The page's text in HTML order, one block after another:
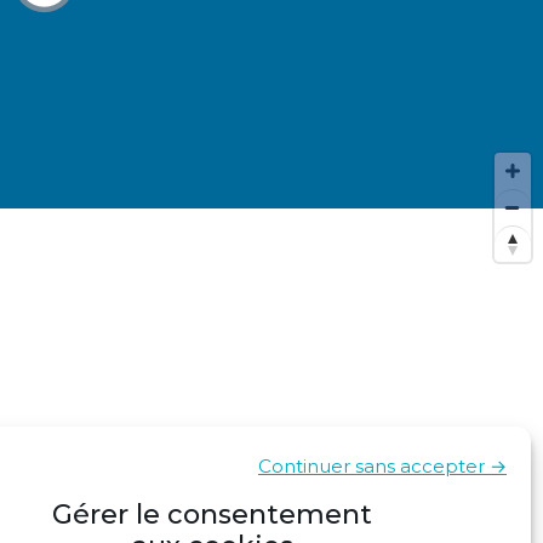
Gérer le consentement
Continuer sans accepter →